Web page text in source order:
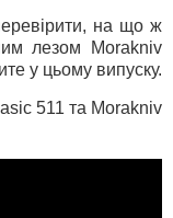
на що ж
лезом Morakniv
у цьому випуску.
511 та Morakniv